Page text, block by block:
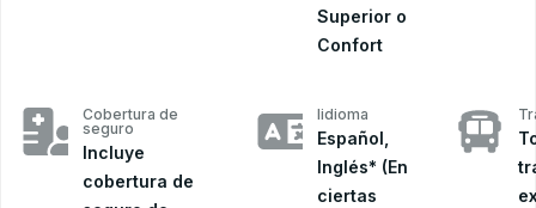
Superior o
Confort
Cobertura de
seguro
Incluye
cobertura de
Iidioma
Español,
Inglés* (En
ciertas